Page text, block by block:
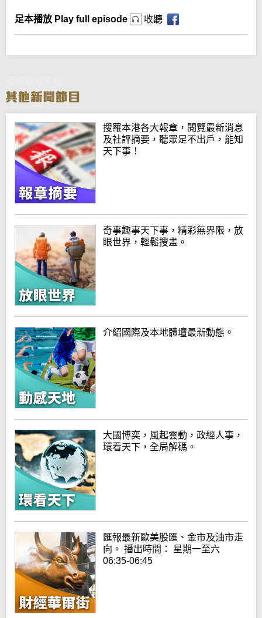
足本播放 Play full episode 收聽
搜羅本港各大報章，閱覽最新消息
及社評摘要，聽眾足不出戶，能知
天下事！
奇事趣事天下事，精彩無界限，放
眼世界，輕鬆搜畫。
介紹國際及本地體壇最新動態。
大國博奕，風起雲動，政經人事，
環看天下，全局解碼。
匯報最新歐美股匯、金市及油市走
向。 播出時間： 星期一至六
06:35-06:45